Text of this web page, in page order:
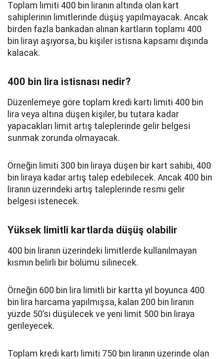
Toplam limiti 400 bin liranın altında olan kart
sahiplerinin limitlerinde düşüş yapılmayacak. Ancak
birden fazla bankadan alınan kartların toplamı 400
bin lirayı aşıyorsa, bu kişiler istisna kapsamı dışında
kalacak.
400 bin lira istisnası nedir?
Düzenlemeye göre toplam kredi kartı limiti 400 bin
lira veya altına düşen kişiler, bu tutara kadar
yapacakları limit artış taleplerinde gelir belgesi
sunmak zorunda olmayacak.
Örneğin limiti 300 bin liraya düşen bir kart sahibi, 400
bin liraya kadar artış talep edebilecek. Ancak 400 bin
liranın üzerindeki artış taleplerinde resmi gelir
belgesi istenecek.
Yüksek limitli kartlarda düşüş olabilir
400 bin liranın üzerindeki limitlerde kullanılmayan
kısmın belirli bir bölümü silinecek.
Örneğin 600 bin lira limitli bir kartta yıl boyunca 400
bin lira harcama yapılmışsa, kalan 200 bin liranın
yüzde 50’si düşülecek ve yeni limit 500 bin liraya
gerileyecek.
Toplam kredi kartı limiti 750 bin liranın üzerinde olan